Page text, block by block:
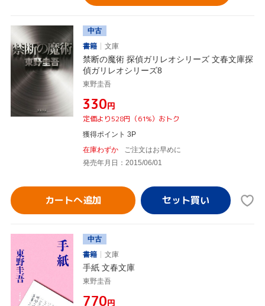
中古
書籍
文庫
禁断の魔術 探偵ガリレオシリーズ 文春文庫探
偵ガリレオシリーズ8
東野圭吾
¥330円
定価より528円（61%）おトク
獲得ポイント 3P
在庫わずか
ご注文はお早めに
発売年月日：2015/06/01
カートへ追加
中古
書籍
文庫
手紙 文春文庫
東野圭吾
¥770円